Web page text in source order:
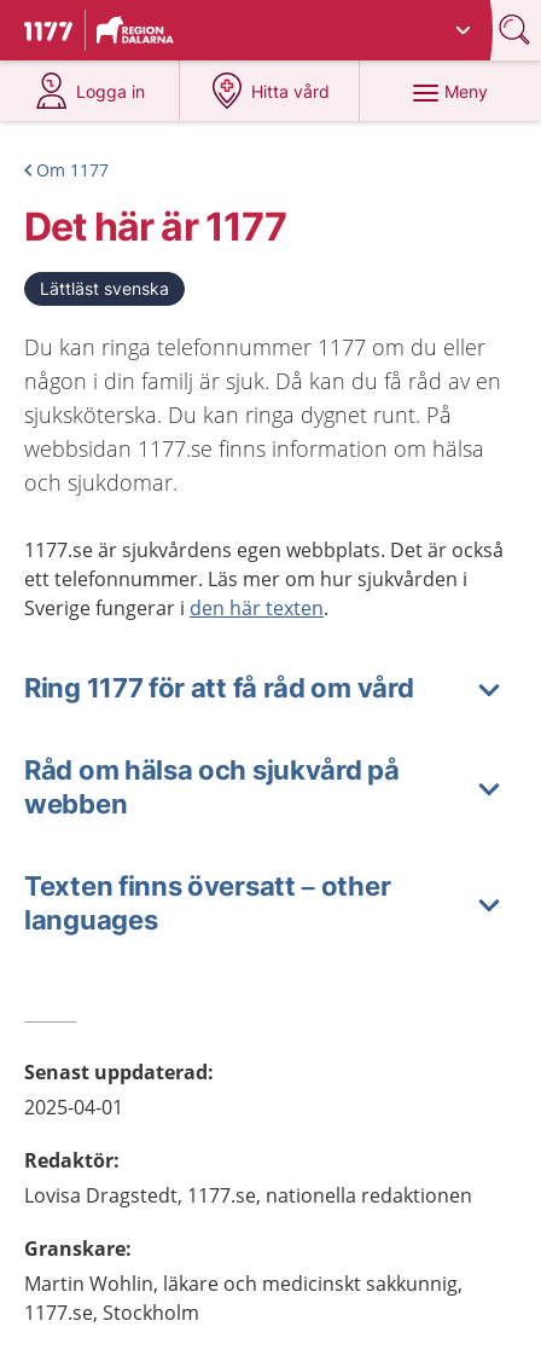
Till startsidan för 1177
Du har valt region
Logga in
på 1177.se
Hitta vård
på 1177.se
Meny
Om 1177
Det här är 1177
Lättläst svenska
Du kan ringa telefonnummer 1177 om du eller
någon i din familj är sjuk. Då kan du få råd av en
sjuksköterska. Du kan ringa dygnet runt. På
webbsidan 1177.se finns information om hälsa
och sjukdomar.
1177.se är sjukvårdens egen webbplats. Det är också
ett telefonnummer. Läs mer om hur sjukvården i
Sverige fungerar i den här texten.
Ring 1177 för att få råd om vård
Råd om hälsa och sjukvård på
webben
Texten finns översatt – other
languages
Senast uppdaterad:
2025-04-01
Redaktör:
Lovisa Dragstedt, 1177.se, nationella redaktionen
Granskare:
Martin Wohlin, läkare och medicinskt sakkunnig,
1177.se, Stockholm